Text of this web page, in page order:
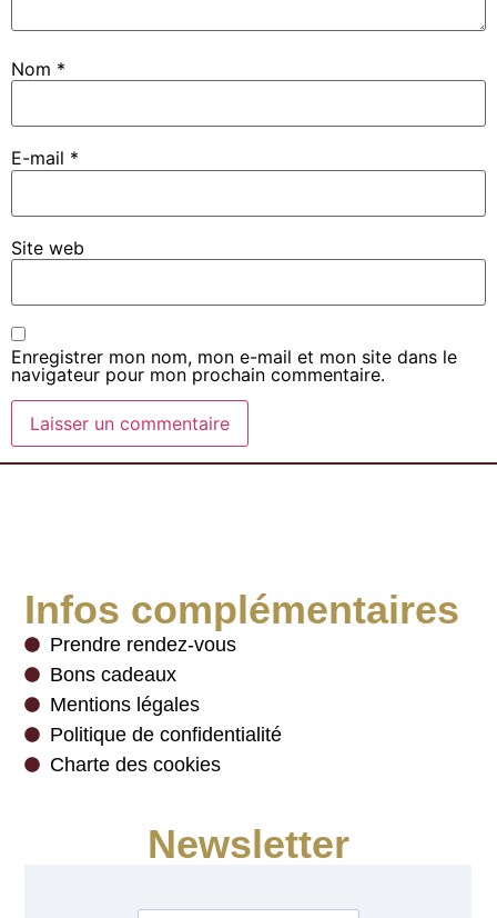
Nom *
E-mail *
Site web
Enregistrer mon nom, mon e-mail et mon site dans le
navigateur pour mon prochain commentaire.
Infos complémentaires
Prendre rendez-vous
Bons cadeaux
Mentions légales
Politique de confidentialité
Charte des cookies
Newsletter